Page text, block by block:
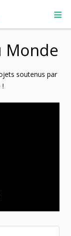
Monde
soutenus par
!